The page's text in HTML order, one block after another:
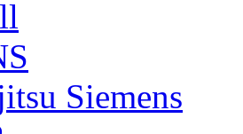
Siemens